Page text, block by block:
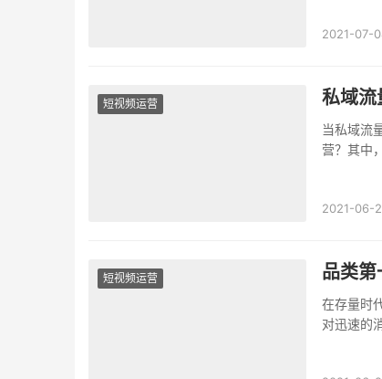
2021-07-
短视频运营 私域流
当私域流
营？其中
2021-06-
短视频运营 品类第
在存量时
对迅速的